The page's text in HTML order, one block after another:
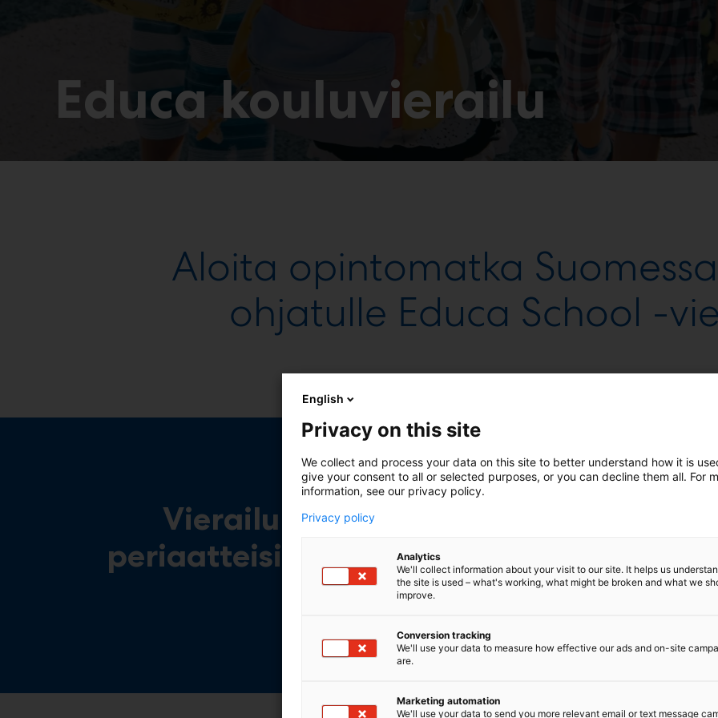
Educa kouluvierailu
Aloita opintomatka
ohjatulle Educa School -
Vierailun aikana saat syvällisen
periaatteisiin, jotka tekevät
menestyksekästä!
English
Privacy on this site
We collect and process your data on this site to better understand how it is
give your consent to all or selected purposes, or you can decline them all. For
information, see our privacy policy.
Privacy policy
Analytics
We'll collect information about your visit to our site. It helps us
the site is used – what's working, what might be broken and what we
improve.
Conversion tracking
We'll use your data to measure how effective our ads and on-site
are.
Marketing automation
We'll use your data to send you more relevant email or text message